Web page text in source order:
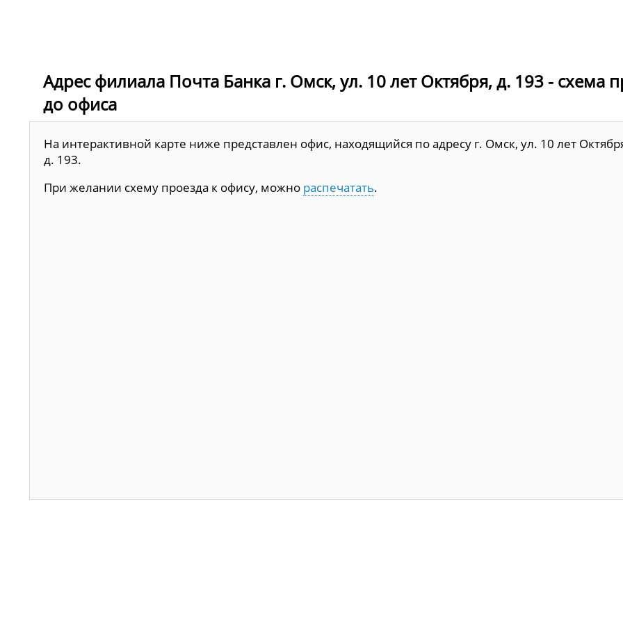
Адрес филиала Почта Банка г. Омск, ул. 10 лет Октября, д. 193 - схема
до офиса
На интерактивной карте ниже представлен офис, находящийся по адресу г. Омск, ул. 10 лет
д. 193.
При желании схему проезда к офису, можно распечатать.